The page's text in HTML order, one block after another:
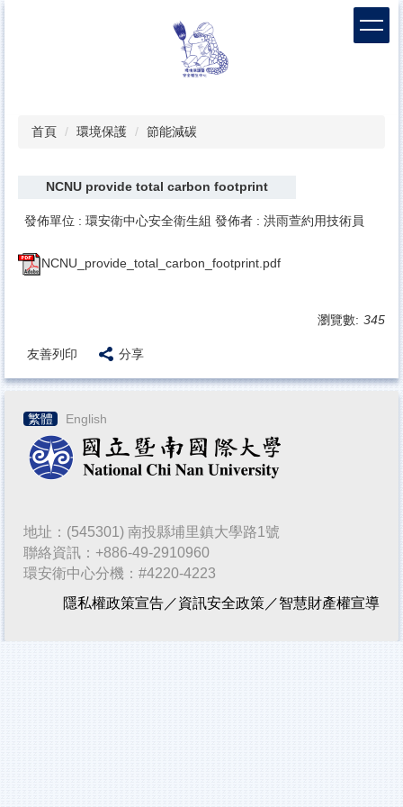
首頁 環境保護 節能減碳
NCNU provide total carbon footprint
發佈單位 : 環安衛中心安全衛生組 發佈者 : 洪雨萱約用技術員
NCNU_provide_total_carbon_footprint.pdf
瀏覽數: 345
友善列印 分享
繁體 English
地址：(545301) 南投縣埔里鎮大學路1號
聯絡資訊：+886-49-2910960
環安衛中心分機：#4220-4223
隱私權政策宣告 ／資訊安全政策 ／智慧財產權宣導